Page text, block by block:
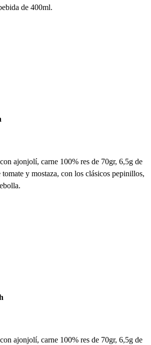
de 400ml.
ajonjolí, carne 100% res de 70gr, 6,5g de
tomate y mostaza, con los clásicos pepinillos,
ajonjolí, carne 100% res de 70gr, 6,5g de